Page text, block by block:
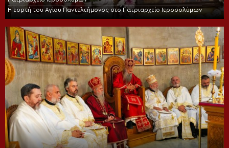
Η εορτή του Αγίου Παντελεήμονος στο Πατριαρχείο Ιεροσολύμων